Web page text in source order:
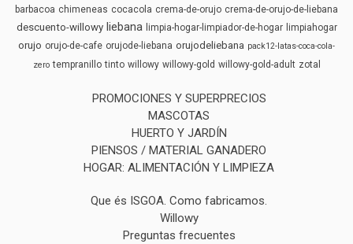
barbacoa chimeneas cocacola crema-de-orujo crema-de-orujo-de-liebana
descuento-willowy liebana limpia-hogar-limpiador-de-hogar limpiahogar
orujo orujo-de-cafe orujode-liebana orujodeliebana pack12-latas-coca-cola-
zero tempranillo tinto willowy willowy-gold willowy-gold-adult zotal
PROMOCIONES Y SUPERPRECIOS
MASCOTAS
HUERTO Y JARDÍN
PIENSOS / MATERIAL GANADERO
HOGAR: ALIMENTACIÓN Y LIMPIEZA
Que és ISGOA. Como fabricamos.
Willowy
Preguntas frecuentes